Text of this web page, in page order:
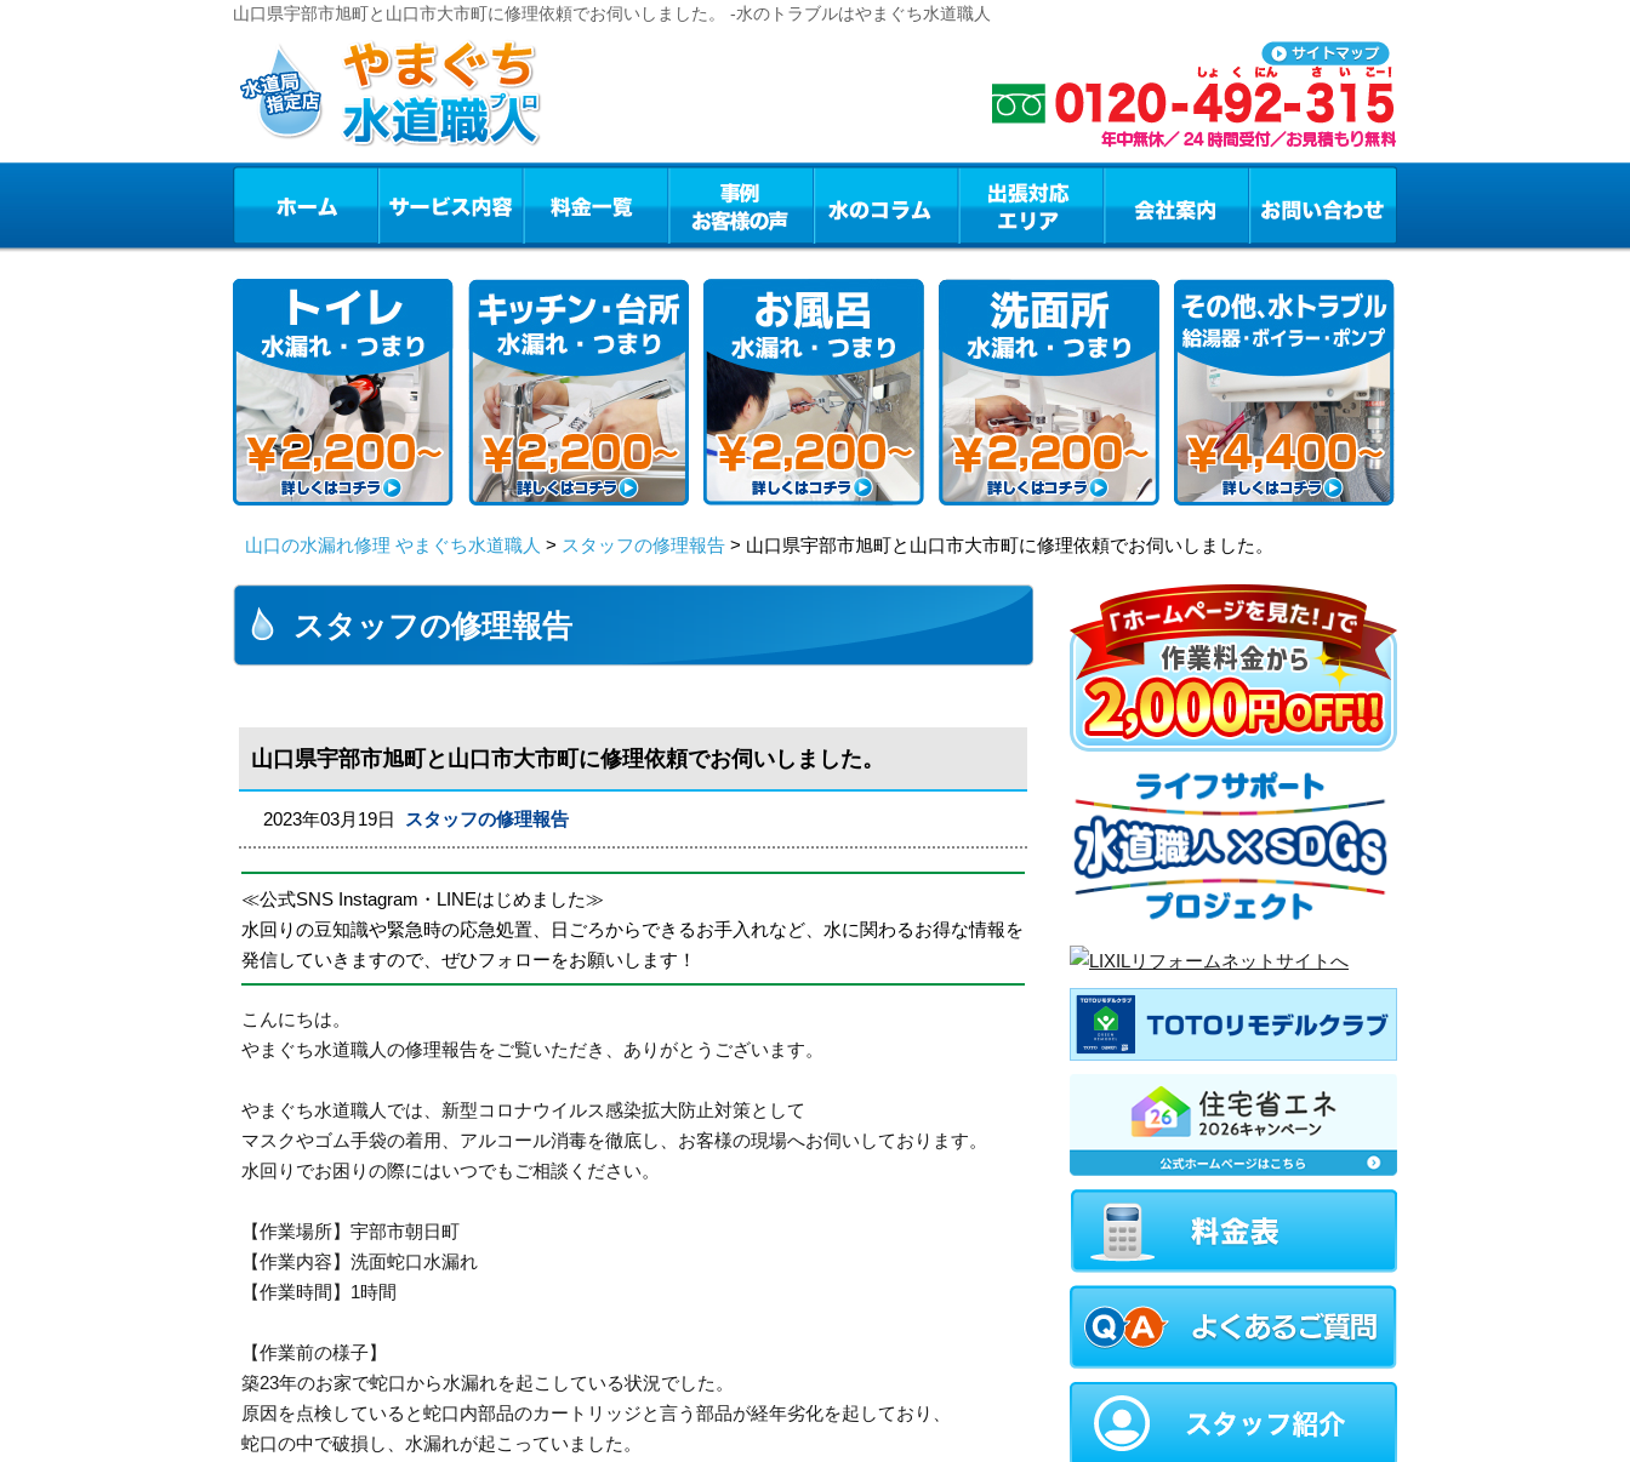
山口県宇部市旭町と山口市大市町に修理依頼でお伺いしました。 -水のトラブルはやまぐち水道職人
山口の水漏れ修理 やまぐち水道職人 > スタッフの修理報告 > 山口県宇部市旭町と山口市大市町に修理依頼でお伺いしました。
スタッフの修理報告
山口県宇部市旭町と山口市大市町に修理依頼でお伺いしました。
2023年03月19日 スタッフの修理報告
≪公式SNS Instagram・LINEはじめました≫
水回りの豆知識や緊急時の応急処置、日ごろからできるお手入れなど、水に関わるお得な情報を
発信していきますので、ぜひフォローをお願いします！
こんにちは。
やまぐち水道職人の修理報告をご覧いただき、ありがとうございます。
やまぐち水道職人では、新型コロナウイルス感染拡大防止対策として
マスクやゴム手袋の着用、アルコール消毒を徹底し、お客様の現場へお伺いしております。
水回りでお困りの際にはいつでもご相談ください。
【作業場所】宇部市朝日町
【作業内容】洗面蛇口水漏れ
【作業時間】1時間
【作業前の様子】
築23年のお家で蛇口から水漏れを起こしている状況でした。
原因を点検していると蛇口内部品のカートリッジと言う部品が経年劣化を起しており、
蛇口の中で破損し、水漏れが起こっていました。